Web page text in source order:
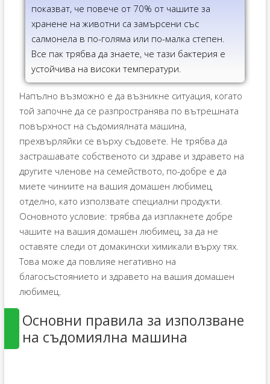
показват, че повече от 70% от чашите за
хранене на животни са замърсени със
салмонела в по-голяма или по-малка степен.
Все пак трябва да знаете, че тази бактерия е
устойчива на високи температури.
Напълно възможно е да възникне ситуация, когато
той започне да се разпространява по вътрешната
повърхност на съдомиялната машина,
прехвърляйки се върху съдовете. Не трябва да
застрашавате собственото си здраве и здравето на
другите членове на семейството, по-добре е да
миете чиниите на вашия домашен любимец
отделно, като използвате специални продукти.
Основното условие: трябва да изплакнете добре
чашите на вашия домашен любимец, за да не
оставяте следи от домакински химикали върху тях.
Това може да повлияе негативно на
благосъстоянието и здравето на вашия домашен
любимец.
Основни правила за използване
на съдомиялна машина